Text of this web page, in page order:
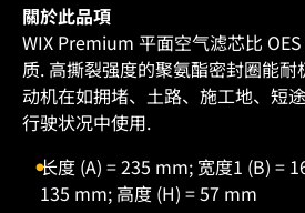
關於此品項
WIX Premium 平面空气滤芯比
质. 高撕裂强度的聚氨酯密封圈能
动机在如拥堵、土路、施工地、短
行驶状况中使用.
长度 (A) = 235 mm; 宽度1 (B) =
135 mm; 高度 (H) = 57 mm